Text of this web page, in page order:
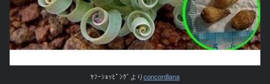
ﾔﾌｰｼｮｯﾋﾟﾝｸﾞよりconcordiana